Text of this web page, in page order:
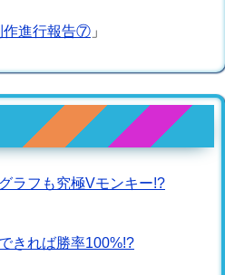
進行報告⑦ 」
ラフも究極Vモンキー!?
きれば勝率100%!?